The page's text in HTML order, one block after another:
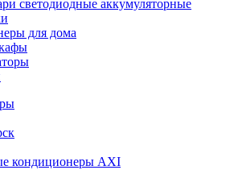
светодиодные аккумуляторные
для дома
кондиционеры AXI